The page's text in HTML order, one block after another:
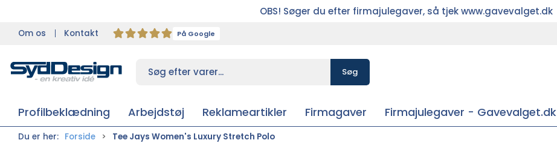
OBS! Søger du efter firmajulegaver, så tjek www.gavevalget.dk
Om os Kontakt På Google
Søg
Profilbeklædning Arbejdstøj Reklameartikler Firmagaver Firmajulegaver - Gavevalget.dk
Du er her: Forside Tee Jays Women's Luxury Stretch Polo